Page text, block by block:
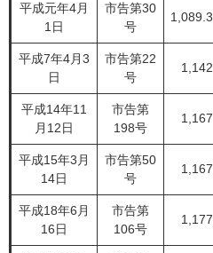
平成元年4月
1日
市告第30
号
平成7年4月3
日
市告第22
号
平成14年11
月12日
市告第
198号
平成15年3月
14日
市告第50
号
平成18年6月
16日
市告第
106号